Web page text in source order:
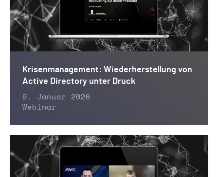
Krisenmanagement: Wiederherstellung von
Active Directory unter Druck
9. Januar 2026
Webinar